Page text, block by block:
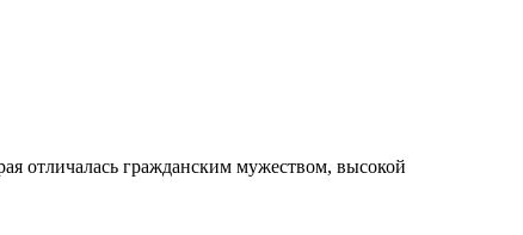
отличалась гражданским мужеством, высокой